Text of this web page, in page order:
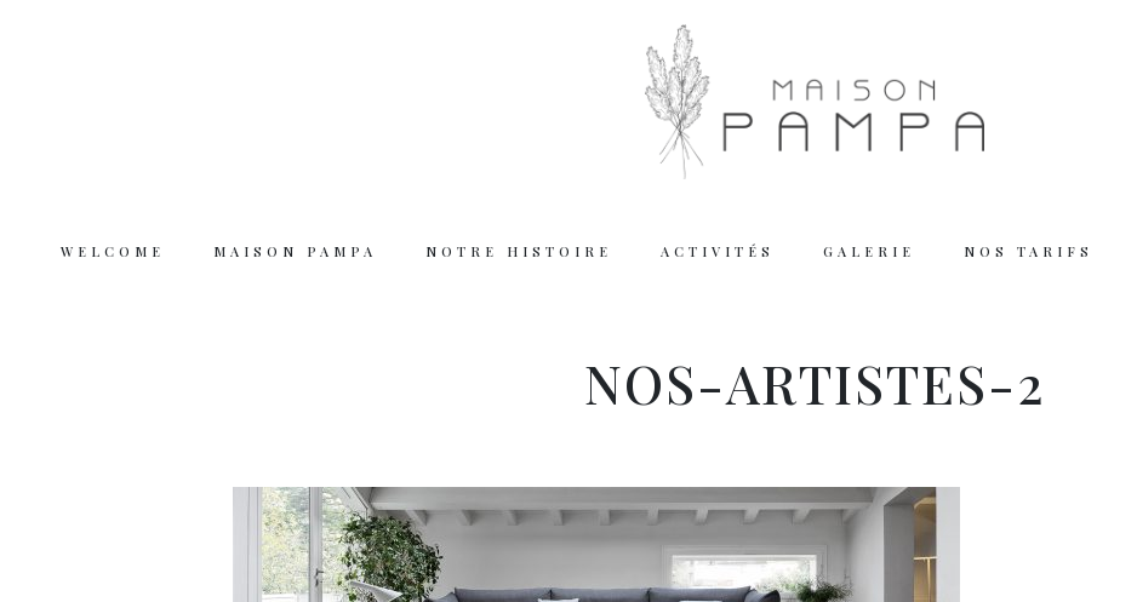
WELCOME MAISON PAMPA NOTRE HISTOIRE ACTIVITÉS GALERIE NOS TARIFS
Notre histoire
Activités
Tuesday – Thursday
Friday – Saturday
NOS-ARTISTES-2